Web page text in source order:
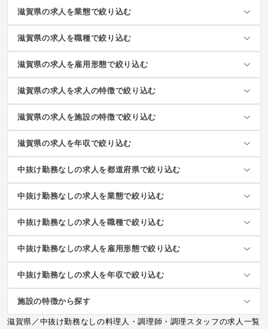
滋賀県の求人を業態で絞り込む
滋賀県の求人を職種で絞り込む
滋賀県の求人を雇用形態で絞り込む
滋賀県の求人を求人の特徴で絞り込む
滋賀県の求人を施設の特徴で絞り込む
滋賀県の求人を年収で絞り込む
中抜け勤務なしの求人を都道府県で絞り込む
中抜け勤務なしの求人を業態で絞り込む
中抜け勤務なしの求人を職種で絞り込む
中抜け勤務なしの求人を雇用形態で絞り込む
中抜け勤務なしの求人を年収で絞り込む
施設の特徴から探す
滋賀県／中抜け勤務なしの料理人・調理師・調理スタッフの求人一覧